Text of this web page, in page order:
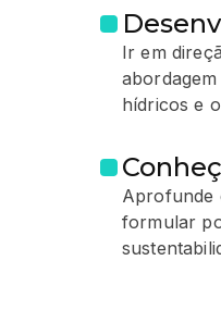
Ir em
hídricos e
Aprofunde
formular